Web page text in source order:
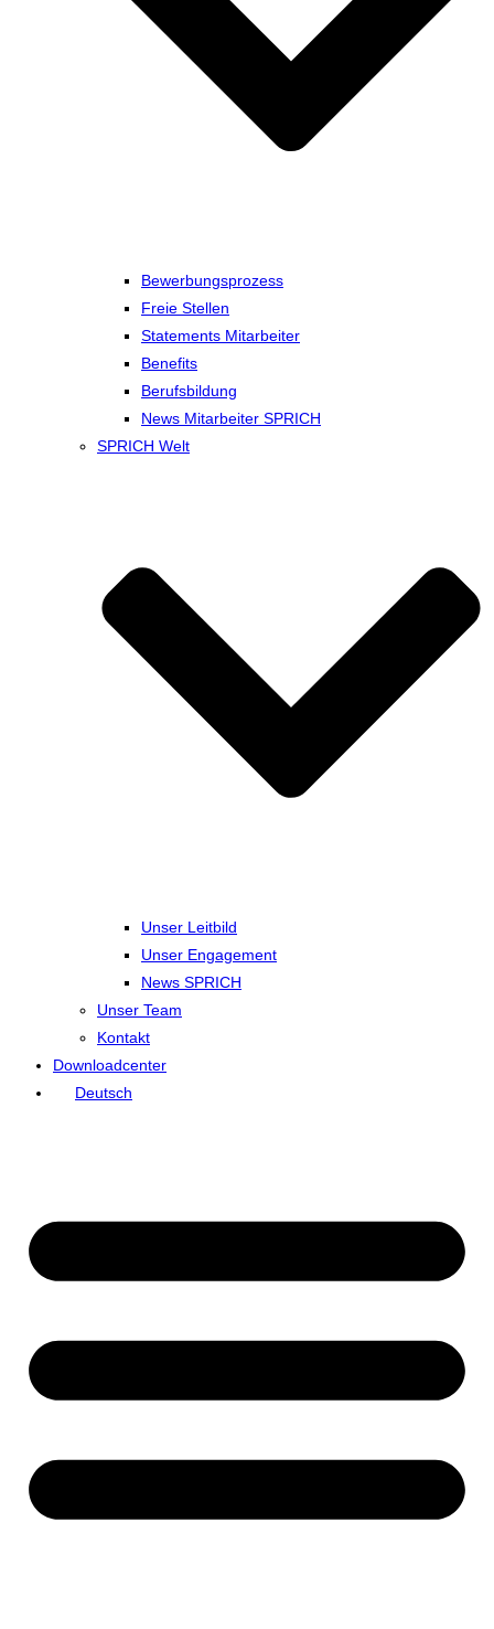
Bewerbungsprozess
Freie Stellen
Statements Mitarbeiter
Benefits
Berufsbildung
News Mitarbeiter SPRICH
SPRICH Welt
Unser Leitbild
Unser Engagement
News SPRICH
Unser Team
Kontakt
Downloadcenter
Deutsch